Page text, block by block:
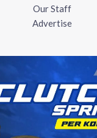
Our Staff
Advertise